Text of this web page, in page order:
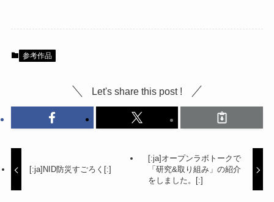
参考作品
Let's share this post !
[:ja]NID防災すごろく[:]
[:ja]オープンラボトークで
「研究&取り組み」の紹介
をしました。[:]